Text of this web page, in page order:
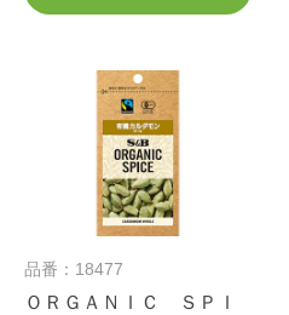
品番：18477
ＯＲＧＡＮＩＣ ＳＰＩ